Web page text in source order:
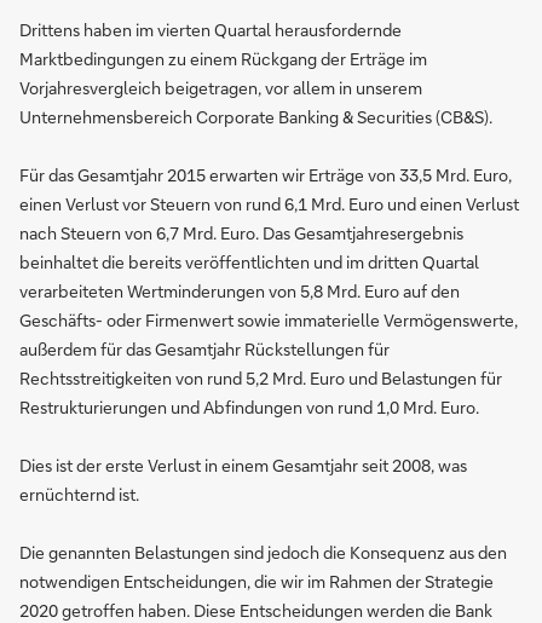
Drittens haben im vierten Quartal herausfordernde
Marktbedingungen zu einem Rückgang der Erträge im
Vorjahresvergleich beigetragen, vor allem in unserem
Unternehmensbereich Corporate Banking & Securities (CB&S).
Für das Gesamtjahr 2015 erwarten wir Erträge von 33,5 Mrd. Euro,
einen Verlust vor Steuern von rund 6,1 Mrd. Euro und einen Verlust
nach Steuern von 6,7 Mrd. Euro. Das Gesamtjahresergebnis
beinhaltet die bereits veröffentlichten und im dritten Quartal
verarbeiteten Wertminderungen von 5,8 Mrd. Euro auf den
Geschäfts- oder Firmenwert sowie immaterielle Vermögenswerte,
außerdem für das Gesamtjahr Rückstellungen für
Rechtsstreitigkeiten von rund 5,2 Mrd. Euro und Belastungen für
Restrukturierungen und Abfindungen von rund 1,0 Mrd. Euro.
Dies ist der erste Verlust in einem Gesamtjahr seit 2008, was
ernüchternd ist.
Die genannten Belastungen sind jedoch die Konsequenz aus den
notwendigen Entscheidungen, die wir im Rahmen der Strategie
2020 getroffen haben. Diese Entscheidungen werden die Bank